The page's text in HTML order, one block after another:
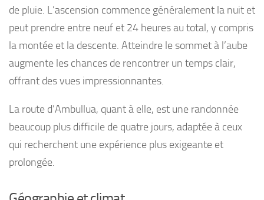
de pluie. L’ascension commence généralement la nuit et
peut prendre entre neuf et 24 heures au total, y compris
la montée et la descente. Atteindre le sommet à l’aube
augmente les chances de rencontrer un temps clair,
offrant des vues impressionnantes.
La route d’Ambullua, quant à elle, est une randonnée
beaucoup plus difficile de quatre jours, adaptée à ceux
qui recherchent une expérience plus exigeante et
prolongée.